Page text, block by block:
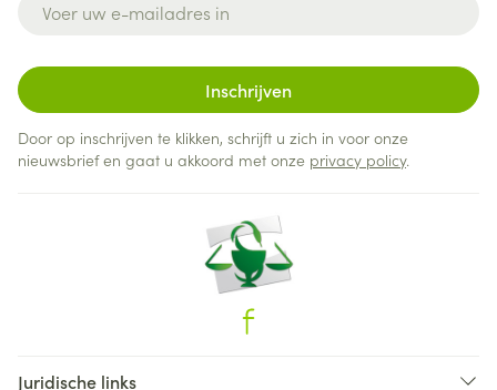
Inschrijven
Door op inschrijven te klikken, schrijft u zich in voor onze
nieuwsbrief en gaat u akkoord met onze privacy policy.
Juridische links